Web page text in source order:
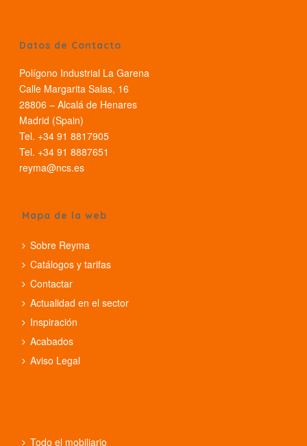
Datos de Contacto
Polígono Industrial La Garena
Calle Margarita Salas, 16
28806 – Alcalá de Henares
Madrid (Spain)
Tel. +34 91 8817905
Tel. +34 91 8887651
reyma@ncs.es
Mapa de la web
Sobre Reyma
Catálogos y tarifas
Contactar
Actualidad en el sector
Inspiración
Acabados
Aviso Legal
Todo el mobiliario